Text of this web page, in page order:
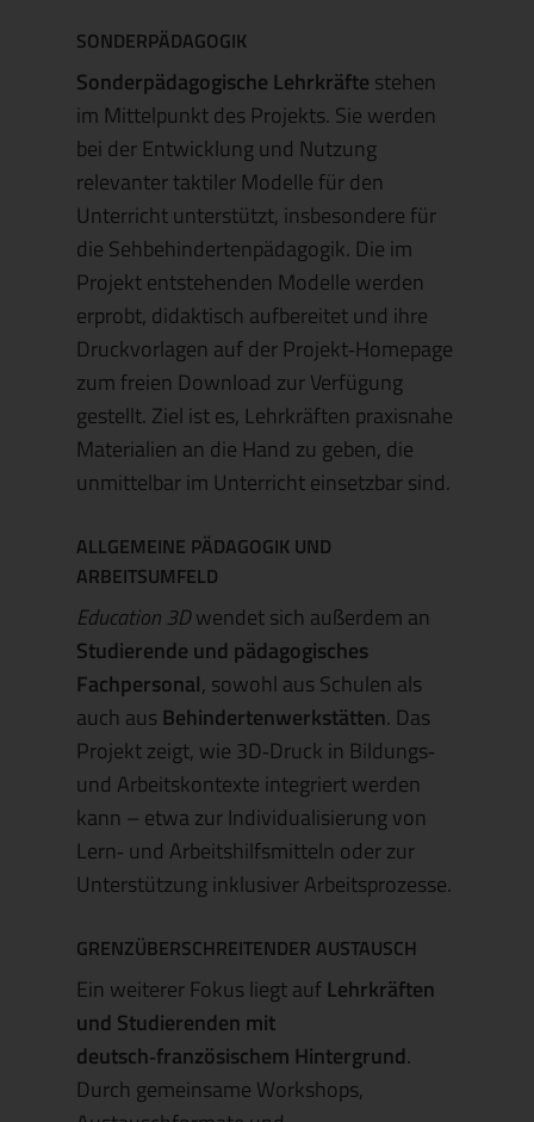
SONDERPÄDAGOGIK
Sonderpädagogische Lehrkräfte stehen
im Mittelpunkt des Projekts. Sie werden
bei der Entwicklung und Nutzung
relevanter taktiler Modelle für den
Unterricht unterstützt, insbesondere für
die Sehbehindertenpädagogik. Die im
Projekt entstehenden Modelle werden
erprobt, didaktisch aufbereitet und ihre
Druckvorlagen auf der Projekt‑Homepage
zum freien Download zur Verfügung
gestellt. Ziel ist es, Lehrkräften praxisnahe
Materialien an die Hand zu geben, die
unmittelbar im Unterricht einsetzbar sind.
ALLGEMEINE PÄDAGOGIK UND
ARBEITSUMFELD
Education 3Dwendet sich außerdem an
Studierende und pädagogisches
Fachpersonal, sowohl aus Schulen als
auch aus Behindertenwerkstätten. Das
Projekt zeigt, wie 3D‑Druck in Bildungs‑
und Arbeitskontexte integriert werden
kann – etwa zur Individualisierung von
Lern‑ und Arbeitshilfsmitteln oder zur
Unterstützung inklusiver Arbeitsprozesse.
GRENZÜBERSCHREITENDER AUSTAUSCH
Ein weiterer Fokus liegt aufLehrkräften
und Studierenden mit
deutsch‑französischem Hintergrund.
Durch gemeinsame Workshops,